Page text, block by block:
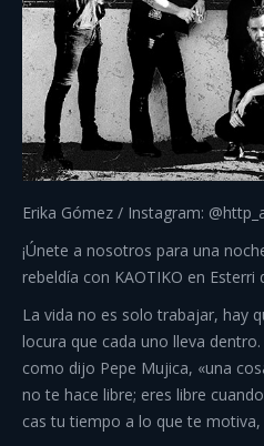
Erika Gómez / Instagram:
¡Únete a nosotros para una
rebeldía con KAOTIKO en Esterri
La vida no es solo trabajar, hay
locura que cada uno lleva
como dijo Pepe Mujica, «una
no te hace libre; eres libre
cas tu tiempo a lo que te